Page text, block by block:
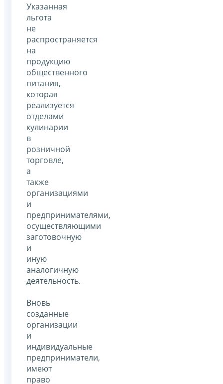
Указанная
льгота
не
распространяется
на
продукцию
общественного
питания,
которая
реализуется
отделами
кулинарии
в
розничной
торговле,
а
также
организациями
и
предпринимателями,
осуществляющими
заготовочную
и
иную
аналогичную
деятельность.
Вновь
созданные
организации
и
индивидуальные
предприниматели,
имеют
право